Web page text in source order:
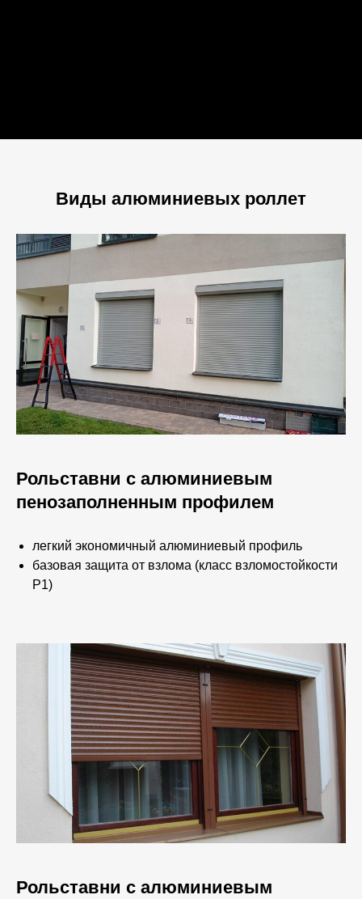
Виды алюминиевых роллет
Рольставни с алюминиевым
пенозаполненным профилем
легкий экономичный алюминиевый профиль
базовая защита от взлома (класс взломостойкости
Р1)
Рольставни с алюминиевым